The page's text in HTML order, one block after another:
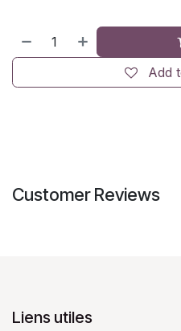
Add
Customer Reviews
Liens utiles